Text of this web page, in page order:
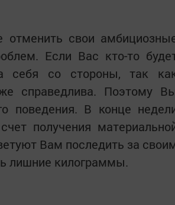
отменить свои
Если Вас кто-то
себя со стороны, так
справедлива. Поэтому
поведения. В конце
получения
Вам последить за
лишние килограммы.